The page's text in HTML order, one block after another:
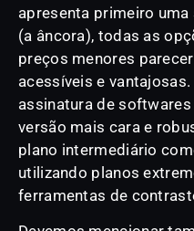
apresenta primeiro
(a âncora), todas as
preços menores
acessíveis e
assinatura de
versão mais cara e
plano intermediário
utilizando planos
ferramentas de